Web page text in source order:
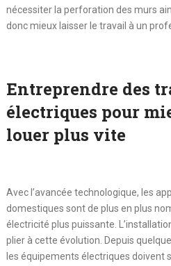
nécessiter la perforation des murs
donc mieux laisser le travail à un
Entreprendre des
électriques pour
louer plus vite
Avec l’avancée technologique, les
domestiques sont de plus en plus
électricité plus puissante.
plier à cette évolution. Depuis
les équipements électriques doivent